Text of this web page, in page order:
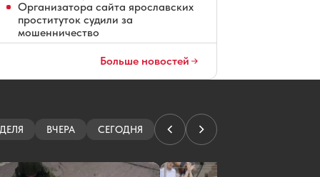
Организатора сайта ярославских
проституток судили за
мошенничество
Ярославские водители ждут чеков
07.08.2026 06:01 ЭКОНОМИКА
Ярославец просит не превращать
площадку
Больше новостей
ВЧЕРА СЕГОДНЯ